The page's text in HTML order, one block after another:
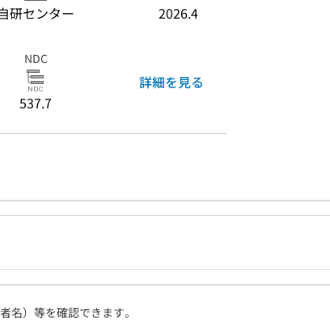
研センター 2026.4
NDC
537.7
詳細を見る
名）等を確認できます。